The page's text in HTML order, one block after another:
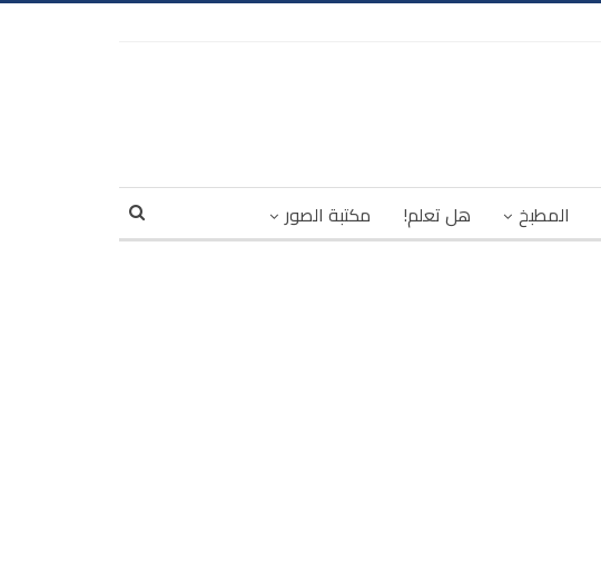
المطبخ هل تعلم! مكتبة الصور